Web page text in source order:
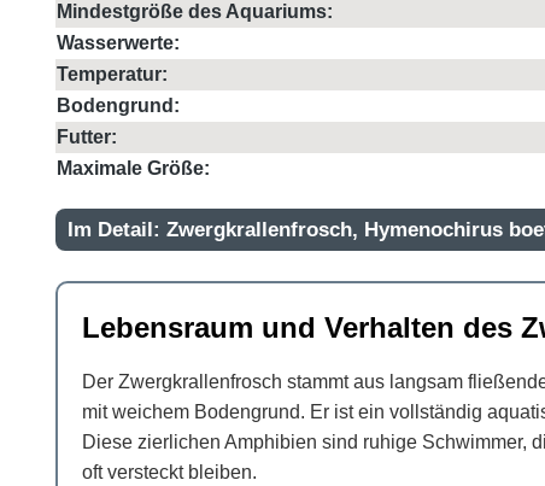
Mindestgröße des Aquariums:
Wasserwerte:
Temperatur:
Bodengrund:
Futter:
Maximale Größe:
Im Detail: Zwergkrallenfrosch, Hymenochirus
Lebensraum und Verhalten des
Der Zwergkrallenfrosch stammt aus langsam
mit weichem Bodengrund. Er ist ein vollständig
Diese zierlichen Amphibien sind ruhige Schwimmer,
oft versteckt bleiben.